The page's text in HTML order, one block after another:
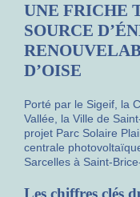
UNE FRICHE
SOURCE
D’OISE
Porté par le Sigeif, la
Vallée, la Ville de
projet Parc Solaire
centrale
Sarcelles à Saint-
Les chiffres clés